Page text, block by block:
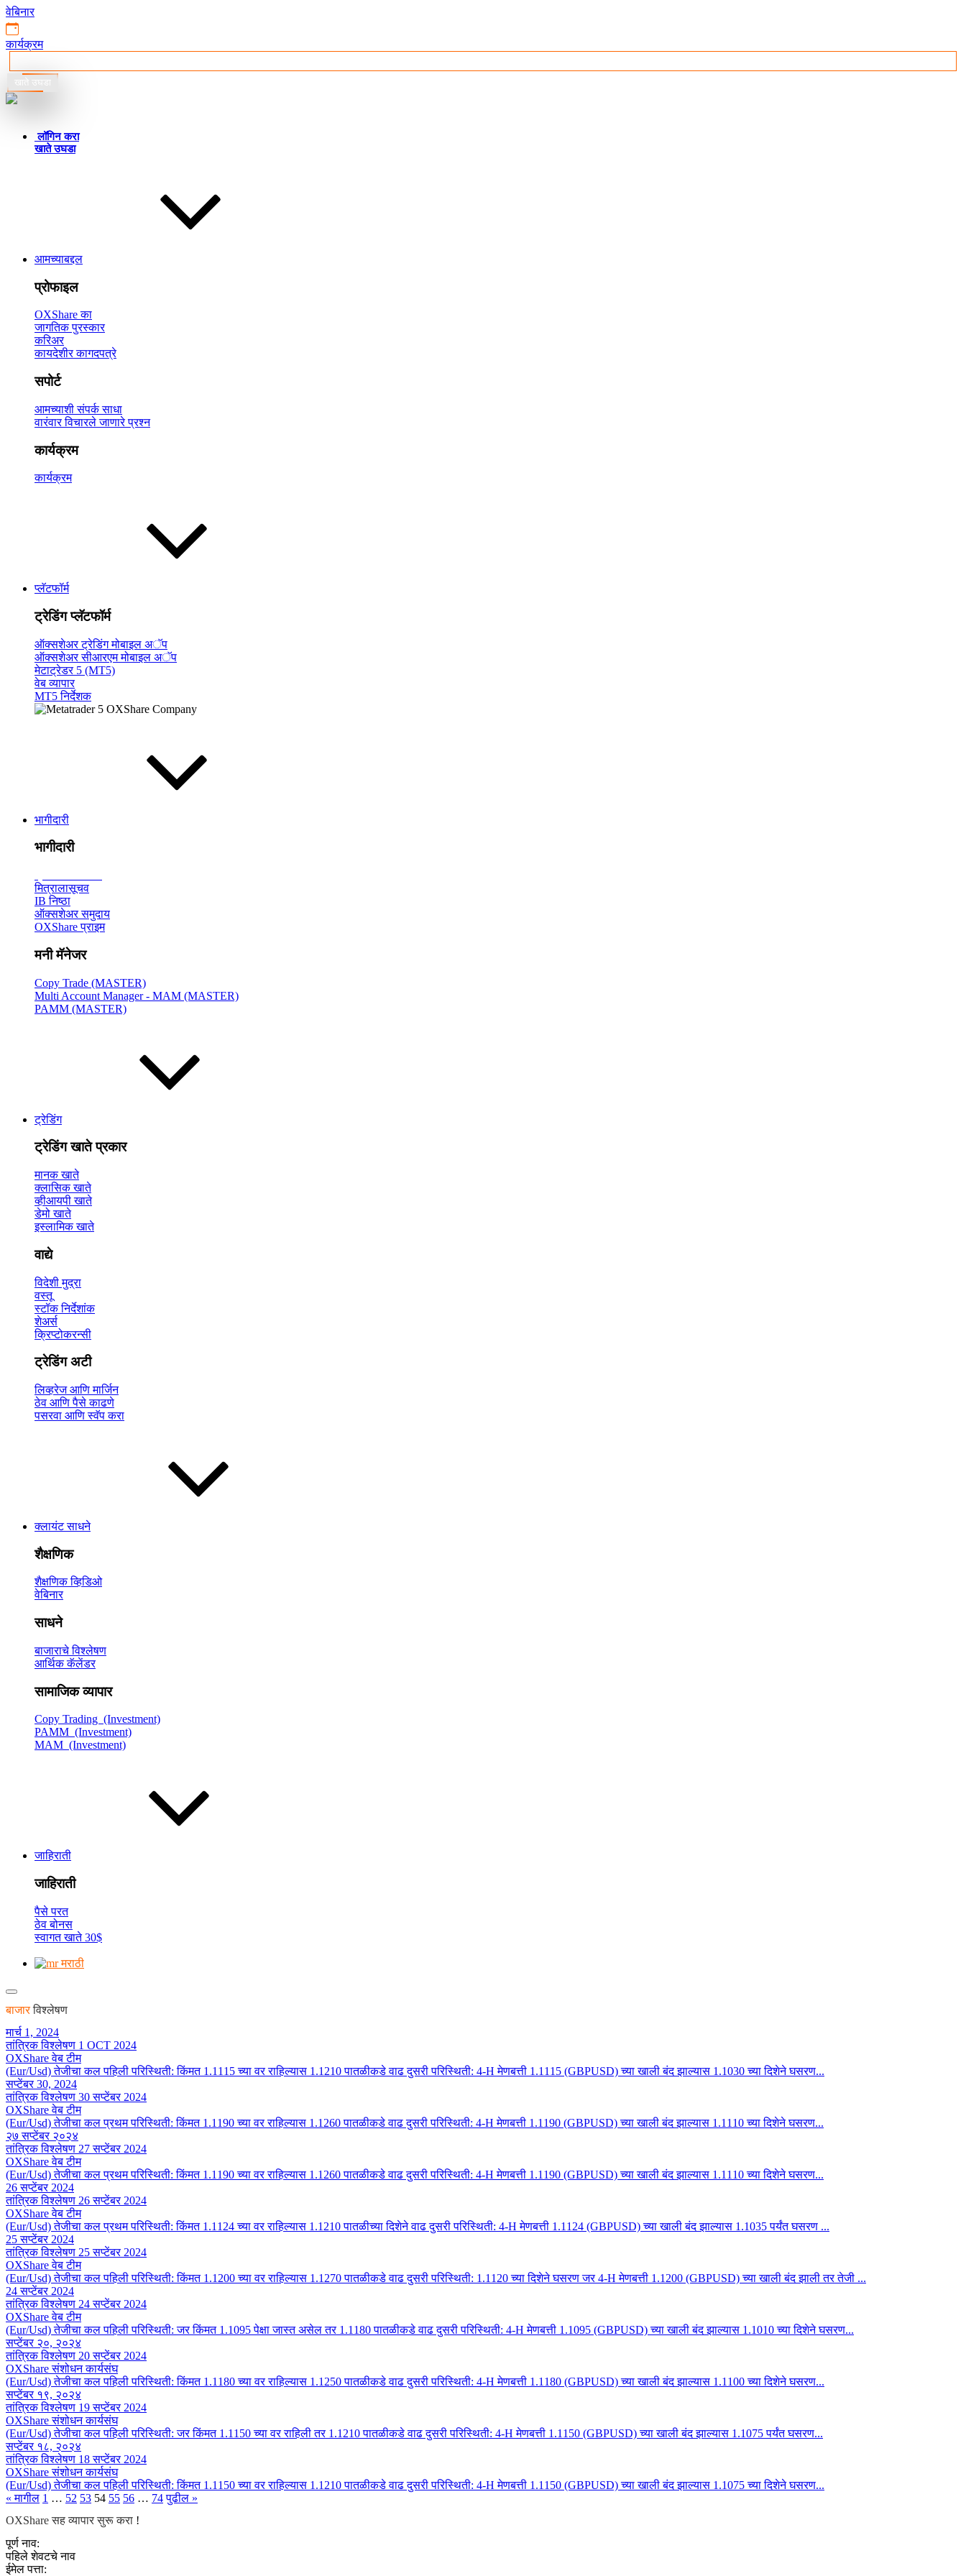
वेबिनार
कार्यक्रम
खाते उघडा
लॉगिन करा
खाते उघडा
आमच्याबद्दल
प्रोफाइल
OXShare का
जागतिक पुरस्कार
करिअर
कायदेशीर कागदपत्रे
सपोर्ट
आमच्याशी संपर्क साधा
वारंवार विचारले जाणारे प्रश्न
कार्यक्रम
कार्यक्रम
प्लॅटफॉर्म
ट्रेडिंग प्लॅटफॉर्म
ऑक्सशेअर ट्रेडिंग मोबाइल अॅप
ऑक्सशेअर सीआरएम मोबाइल अॅप
मेटाट्रेडर 5 (MT5)
वेब व्यापार
MT5 निर्देशक
भागीदारी
भागीदारी
मित्रालासूचव
IB निष्ठा
ऑक्सशेअर समुदाय
OXShare प्राइम
मनी मॅनेजर
Copy Trade (MASTER)
Multi Account Manager - MAM (MASTER)
PAMM (MASTER)
ट्रेडिंग
ट्रेडिंग खाते प्रकार
मानक खाते
क्लासिक खाते
व्हीआयपी खाते
डेमो खाते
इस्लामिक खाते
वाद्ये
विदेशी मुद्रा
वस्तू
स्टॉक निर्देशांक
शेअर्स
क्रिप्टोकरन्सी
ट्रेडिंग अटी
लिव्हरेज आणि मार्जिन
ठेव आणि पैसे काढणे
पसरवा आणि स्वॅप करा
क्लायंट साधने
शैक्षणिक
शैक्षणिक व्हिडिओ
वेबिनार
साधने
बाजाराचे विश्लेषण
आर्थिक कॅलेंडर
सामाजिक व्यापार
Copy Trading (Investment)
PAMM (Investment)
MAM (Investment)
जाहिराती
जाहिराती
पैसे परत
ठेव बोनस
स्वागत खाते 30$
मराठी
बाजारविश्लेषण
मार्च 1, 2024
तांत्रिक विश्लेषण 1 OCT 2024
OXShare वेब टीम
(Eur/Usd) तेजीचा कल पहिली परिस्थिती: किंमत 1.1115 च्या वर राहिल्यास 1.1210 पातळीकडे वाढ दुसरी परिस्थिती: 4-H मेणबत्ती 1.1115 (GBPUSD) च्या खाली बंद झाल्यास 1.1030 च्या दिशेने घसरण...
सप्टेंबर 30, 2024
तांत्रिक विश्लेषण 30 सप्टेंबर 2024
OXShare वेब टीम
(Eur/Usd) तेजीचा कल प्रथम परिस्थिती: किंमत 1.1190 च्या वर राहिल्यास 1.1260 पातळीकडे वाढ दुसरी परिस्थिती: 4-H मेणबत्ती 1.1190 (GBPUSD) च्या खाली बंद झाल्यास 1.1110 च्या दिशेने घसरण...
२७ सप्टेंबर २०२४
तांत्रिक विश्लेषण 27 सप्टेंबर 2024
OXShare वेब टीम
(Eur/Usd) तेजीचा कल प्रथम परिस्थिती: किंमत 1.1190 च्या वर राहिल्यास 1.1260 पातळीकडे वाढ दुसरी परिस्थिती: 4-H मेणबत्ती 1.1190 (GBPUSD) च्या खाली बंद झाल्यास 1.1110 च्या दिशेने घसरण...
26 सप्टेंबर 2024
तांत्रिक विश्लेषण 26 सप्टेंबर 2024
OXShare वेब टीम
(Eur/Usd) तेजीचा कल प्रथम परिस्थिती: किंमत 1.1124 च्या वर राहिल्यास 1.1210 पातळीच्या दिशेने वाढ दुसरी परिस्थिती: 4-H मेणबत्ती 1.1124 (GBPUSD) च्या खाली बंद झाल्यास 1.1035 पर्यंत घसरण ...
25 सप्टेंबर 2024
तांत्रिक विश्लेषण 25 सप्टेंबर 2024
OXShare वेब टीम
(Eur/Usd) तेजीचा कल पहिली परिस्थिती: किंमत 1.1200 च्या वर राहिल्यास 1.1270 पातळीकडे वाढ दुसरी परिस्थिती: 1.1120 च्या दिशेने घसरण जर 4-H मेणबत्ती 1.1200 (GBPUSD) च्या खाली बंद झाली तर तेजी ...
24 सप्टेंबर 2024
तांत्रिक विश्लेषण 24 सप्टेंबर 2024
OXShare वेब टीम
(Eur/Usd) तेजीचा कल पहिली परिस्थिती: जर किंमत 1.1095 पेक्षा जास्त असेल तर 1.1180 पातळीकडे वाढ दुसरी परिस्थिती: 4-H मेणबत्ती 1.1095 (GBPUSD) च्या खाली बंद झाल्यास 1.1010 च्या दिशेने घसरण...
सप्टेंबर २०, २०२४
तांत्रिक विश्लेषण 20 सप्टेंबर 2024
OXShare संशोधन कार्यसंघ
(Eur/Usd) तेजीचा कल पहिली परिस्थिती: किंमत 1.1180 च्या वर राहिल्यास 1.1250 पातळीकडे वाढ दुसरी परिस्थिती: 4-H मेणबत्ती 1.1180 (GBPUSD) च्या खाली बंद झाल्यास 1.1100 च्या दिशेने घसरण...
सप्टेंबर १९, २०२४
तांत्रिक विश्लेषण 19 सप्टेंबर 2024
OXShare संशोधन कार्यसंघ
(Eur/Usd) तेजीचा कल पहिली परिस्थिती: जर किंमत 1.1150 च्या वर राहिली तर 1.1210 पातळीकडे वाढ दुसरी परिस्थिती: 4-H मेणबत्ती 1.1150 (GBPUSD) च्या खाली बंद झाल्यास 1.1075 पर्यंत घसरण...
सप्टेंबर १८, २०२४
तांत्रिक विश्लेषण 18 सप्टेंबर 2024
OXShare संशोधन कार्यसंघ
(Eur/Usd) तेजीचा कल पहिली परिस्थिती: किंमत 1.1150 च्या वर राहिल्यास 1.1210 पातळीकडे वाढ दुसरी परिस्थिती: 4-H मेणबत्ती 1.1150 (GBPUSD) च्या खाली बंद झाल्यास 1.1075 च्या दिशेने घसरण...
« मागील 1 … 52 53 54 55 56 … 74 पुढील »
OXShare सह व्यापार सुरू करा !
पूर्ण नाव:
पहिले शेवटचे नाव
ईमेल पत्ता: